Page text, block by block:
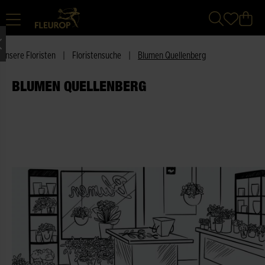
Unsere Floristen Floristensuche Blumen Quellenberg
BLUMEN QUELLENBERG